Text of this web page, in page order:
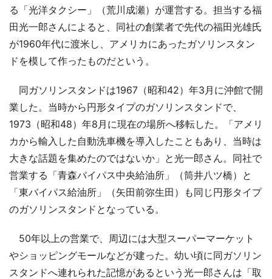
る「光洋タクシー」（荒川成瀬）が運営する。担当する福
田光一郎さんによると、同社の創業者で先代の福田光雄氏
が1960年代に渡米し、アメリカにあったガソリンスタン
ドを模して作ったものだという。
同ガソリンスタンドは1967（昭和42）年3月に沖館で開
業した。当時から円形タイプのガソリンスタンドで、
1973（昭和48）年8月に現在の場所へ移転した。「アメリ
カから輸入した自動洗車機を導入したこともあり、当時は
大きな話題を集めたのではないか」と光一郎さん。同社で
営業する「青森バイパス中央給油所」（筒井八ツ橋）と
「東バイパス給油所」（矢田前弥生田）も同じ円形タイプ
のガソリンスタンドとなっている。
50年以上の営業で、周辺には大型スーパーマーケット
やショッピングモールなどが建った。幼い頃に同ガソリン
スタンドへ連れられた記憶があるという光一郎さんは「取